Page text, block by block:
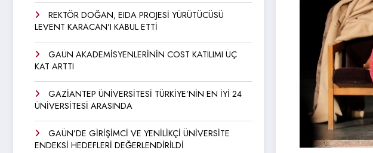
REKTÖR DOĞAN, EIDA PROJESİ YÜRÜTÜCÜSÜ
LEVENT KARACAN’I KABUL ETTİ
GAÜN AKADEMİSYENLERİNİN COST KATILIMI ÜÇ
KAT ARTTI
GAZİANTEP ÜNİVERSİTESİ TÜRKİYE’NİN EN İYİ 24
ÜNİVERSİTESİ ARASINDA
GAÜN’DE GİRİŞİMCİ VE YENİLİKÇİ ÜNİVERSİTE
ENDEKSİ HEDEFLERİ DEĞERLENDİRİLDİ